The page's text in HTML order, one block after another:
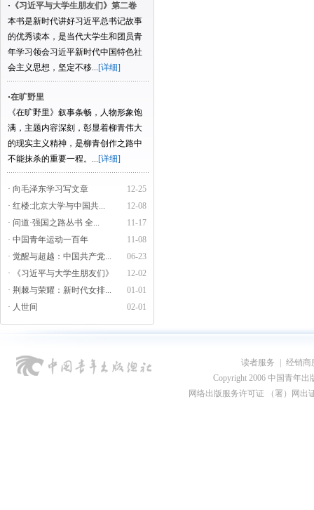
· 《习近平与大学生朋友们》第二卷
本书是新时代讲好习近平总书记故事
的优秀读本，是当代大学生和团员青
年学习领会习近平新时代中国特色社
会主义思想，坚定不移...[详细]
·在旷野里
《在旷野里》叙事条畅，人物形象饱
满，主题内容深刻，彰显着柳青伟大
的现实主义精神，是柳青创作之路中
不能抹杀的重要一程。...[详细]
12-25
· 向毛泽东学习写文章
12-08
· 红楼:北京大学与中国共...
11-17
· 问道·强国之路丛书 全...
11-08
· 中国青年运动一百年
06-23
· 觉醒与超越：中国共产党...
12-02
· 《习近平与大学生朋友们》
01-01
· 荆棘与荣耀：新时代女排...
02-01
· 人世间
读者服务
经销商
Copyright 2006 中国青年出
网络出版服务许可证 （署）网出